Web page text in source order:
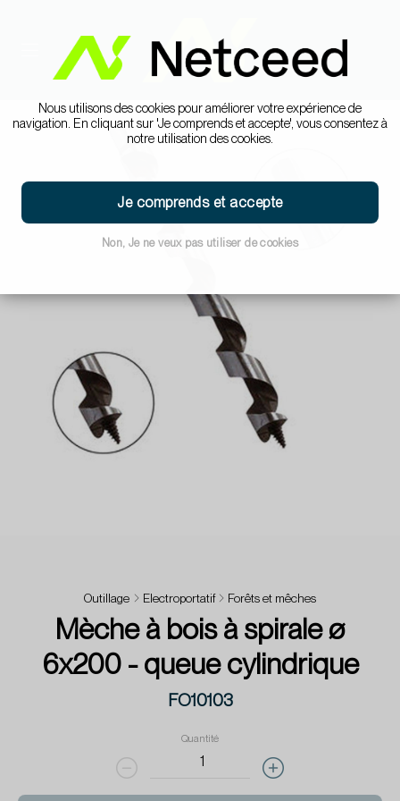
Nous utilisons des cookies pour améliorer votre expérience de
navigation. En cliquant sur 'Je comprends et accepte', vous consentez à
notre utilisation des cookies.
Je comprends et accepte
Non, Je ne veux pas utiliser de cookies
Outillage Electroportatif Forêts et mêches
Mèche à bois à spirale ø
6x200 - queue cylindrique
FO10103
Quantité